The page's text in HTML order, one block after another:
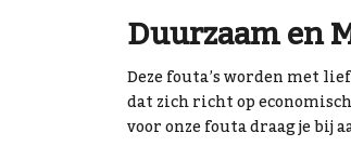
Duurzaam en
Deze fouta’s worden met
dat zich richt op
voor onze fouta draag je bij